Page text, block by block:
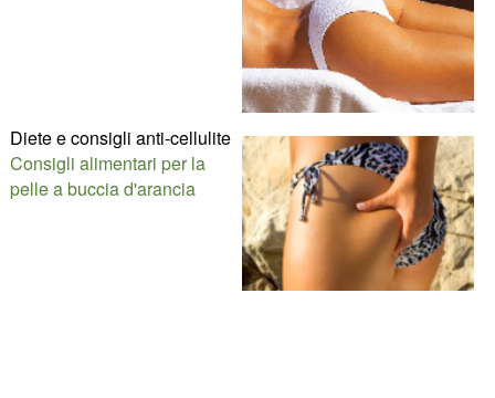
Diete e consigli anti-cellulite
Consigli alimentari per la
pelle a buccia d'arancia